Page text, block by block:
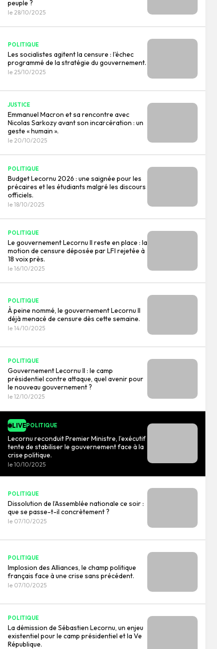
peuple ?
le 28/10/2025
POLITIQUE
Les socialistes agitent la censure : l'échec
programmé de la stratégie du gouvernement.
le 25/10/2025
JUSTICE
Emmanuel Macron et sa rencontre avec
Nicolas Sarkozy avant son incarcération : un
geste « humain ».
le 20/10/2025
POLITIQUE
Budget Lecornu 2026 : une saignée pour les
précaires et les étudiants malgré les discours
officiels.
le 18/10/2025
POLITIQUE
Le gouvernement Lecornu II reste en place : la
motion de censure déposée par LFI rejetée à
18 voix près.
le 16/10/2025
POLITIQUE
À peine nommé, le gouvernement Lecornu II
déjà menacé de censure dès cette semaine.
le 14/10/2025
POLITIQUE
Gouvernement Lecornu II : le camp
présidentiel contre attaque, quel avenir pour
le nouveau gouvernement ?
le 12/10/2025
LIVEPOLITIQUE
Lecornu reconduit Premier Ministre, l’exécutif
tente de stabiliser le gouvernement face à la
crise politique.
le 10/10/2025
POLITIQUE
Dissolution de l’Assemblée nationale ce soir :
que se passe-t-il concrètement ?
le 07/10/2025
POLITIQUE
Implosion des Alliances, le champ politique
français face à une crise sans précédent.
le 07/10/2025
POLITIQUE
La démission de Sébastien Lecornu, un enjeu
existentiel pour le camp présidentiel et la Ve
République.